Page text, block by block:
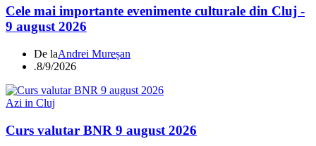
Cele mai importante evenimente culturale din Cluj -
9 august 2026
De laAndrei Mureșan
.8/9/2026
Azi in Cluj
Curs valutar BNR 9 august 2026